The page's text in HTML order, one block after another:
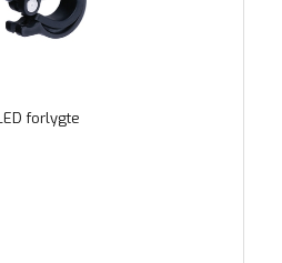
forlygte